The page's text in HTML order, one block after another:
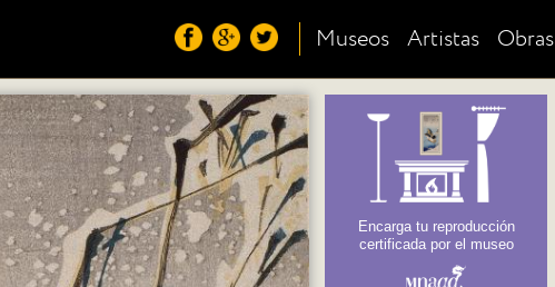
Museos Artistas Obras
Encarga tu reproducción
certificada por el museo